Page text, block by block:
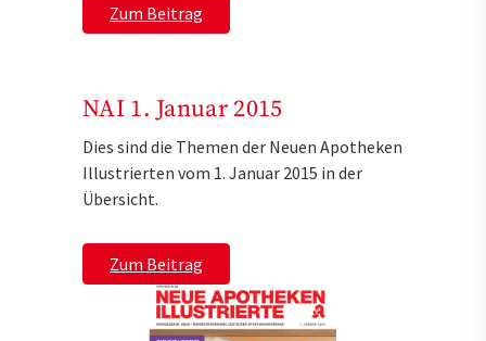
Zum Beitrag
NAI 1. Januar 2015
Dies sind die Themen der Neuen Apotheken
Illustrierten vom 1. Januar 2015 in der
Übersicht.
Zum Beitrag